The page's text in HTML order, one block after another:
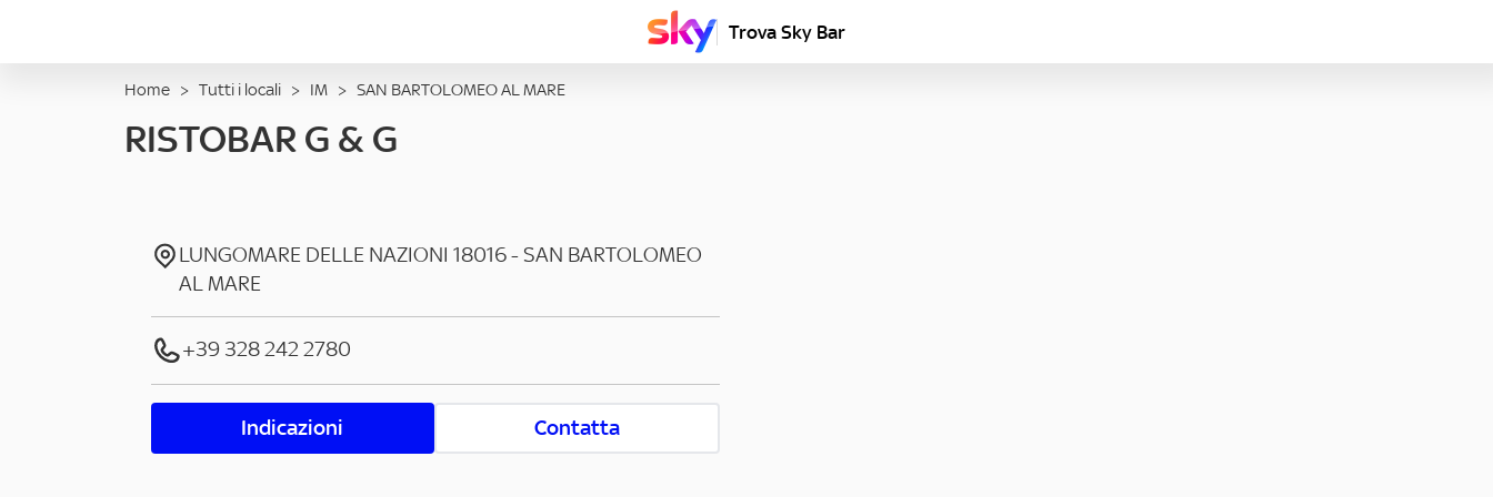
Trova Sky Bar
Home > Tutti i locali > IM > SAN BARTOLOMEO AL MARE
RISTOBAR G & G
LUNGOMARE DELLE NAZIONI 18016- SAN BARTOLOMEO
AL MARE
+39 328 242 2780
Indicazioni Contatta